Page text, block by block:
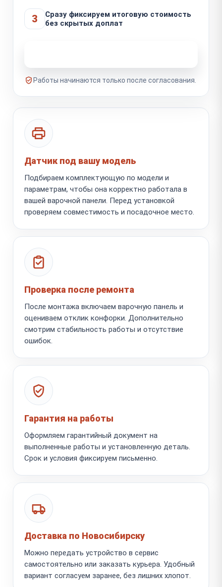
3
Сразу фиксируем итоговую стоимость
без скрытых доплат
Работы начинаются только после согласования.
Датчик под вашу модель
Подбираем комплектующую по модели и
параметрам, чтобы она корректно работала в
вашей варочной панели. Перед установкой
проверяем совместимость и посадочное место.
Проверка после ремонта
После монтажа включаем варочную панель и
оцениваем отклик конфорки. Дополнительно
смотрим стабильность работы и отсутствие
ошибок.
Гарантия на работы
Оформляем гарантийный документ на
выполненные работы и установленную деталь.
Срок и условия фиксируем письменно.
Доставка по Новосибирску
Можно передать устройство в сервис
самостоятельно или заказать курьера. Удобный
вариант согласуем заранее, без лишних хлопот.